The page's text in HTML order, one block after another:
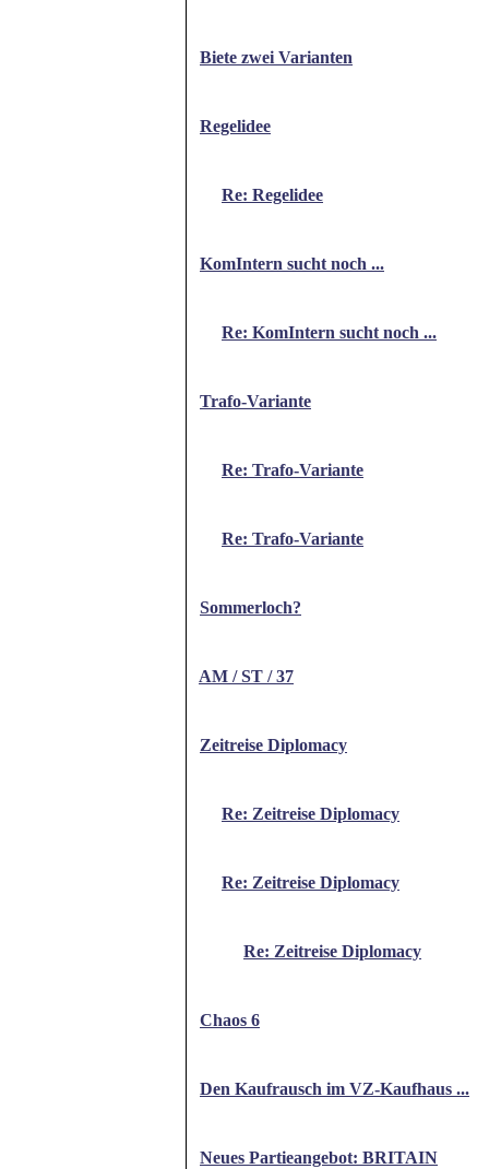
Biete zwei Varianten
Regelidee
Re: Regelidee
KomIntern sucht noch ...
Re: KomIntern sucht noch ...
Trafo-Variante
Re: Trafo-Variante
Re: Trafo-Variante
Sommerloch?
AM / ST / 37
Zeitreise Diplomacy
Re: Zeitreise Diplomacy
Re: Zeitreise Diplomacy
Re: Zeitreise Diplomacy
Chaos 6
Den Kaufrausch im VZ-Kaufhaus ...
Neues Partieangebot: BRITAIN